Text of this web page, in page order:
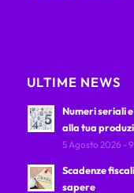
ULTIME NEWS
Numeri seriali
alla tua
5 Agosto 2026 -
Scadenze
sapere